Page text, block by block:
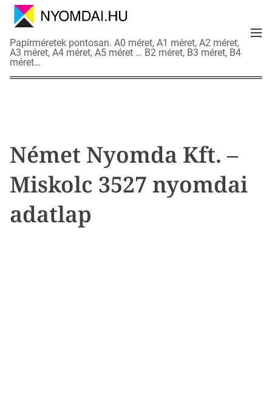
N
y
o
m
d
a
Papírméretek pontosan. A0 méret, A1 méret, A2 méret,
A3 méret, A4 méret, A5 méret … B2 méret, B3 méret, B4
méret…
M
Német Nyomda Kft. –
Miskolc 3527 nyomdai
adatlap